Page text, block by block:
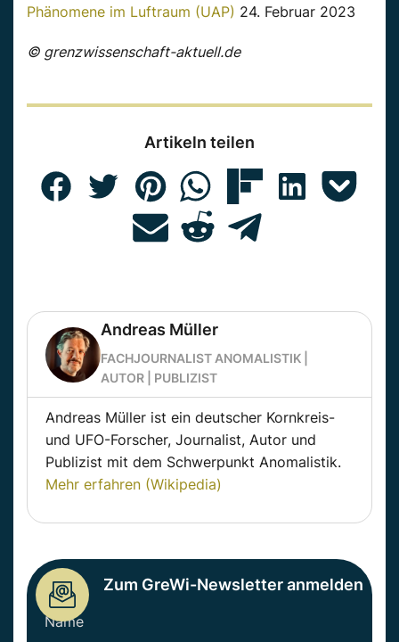
Phänomene im Luftraum (UAP) 24. Februar 2023
© grenzwissenschaft-aktuell.de
Artikeln teilen
Andreas Müller
FACHJOURNALIST ANOMALISTIK |
AUTOR | PUBLIZIST
Andreas Müller ist ein deutscher Kornkreis-
und UFO-Forscher, Journalist, Autor und
Publizist mit dem Schwerpunkt Anomalistik.
Mehr erfahren (Wikipedia)
Zum GreWi-Newsletter anmelden